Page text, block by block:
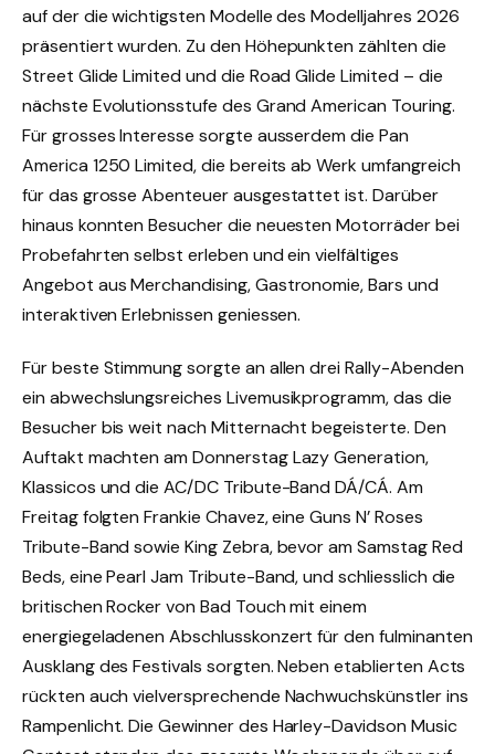
auf der die wichtigsten Modelle des Modelljahres 2026
präsentiert wurden. Zu den Höhepunkten zählten die
Street Glide Limited und die Road Glide Limited – die
nächste Evolutionsstufe des Grand American Touring.
Für grosses Interesse sorgte ausserdem die Pan
America 1250 Limited, die bereits ab Werk umfangreich
für das grosse Abenteuer ausgestattet ist. Darüber
hinaus konnten Besucher die neuesten Motorräder bei
Probefahrten selbst erleben und ein vielfältiges
Angebot aus Merchandising, Gastronomie, Bars und
interaktiven Erlebnissen geniessen.
Für beste Stimmung sorgte an allen drei Rally-Abenden
ein abwechslungsreiches Livemusikprogramm, das die
Besucher bis weit nach Mitternacht begeisterte. Den
Auftakt machten am Donnerstag Lazy Generation,
Klassicos und die AC/DC Tribute-Band DÁ/CÁ. Am
Freitag folgten Frankie Chavez, eine Guns N’ Roses
Tribute-Band sowie King Zebra, bevor am Samstag Red
Beds, eine Pearl Jam Tribute-Band, und schliesslich die
britischen Rocker von Bad Touch mit einem
energiegeladenen Abschlusskonzert für den fulminanten
Ausklang des Festivals sorgten. Neben etablierten Acts
rückten auch vielversprechende Nachwuchskünstler ins
Rampenlicht. Die Gewinner des Harley-Davidson Music